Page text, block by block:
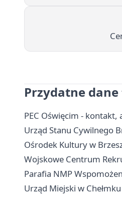
Przydatne
PEC Oświęcim - kontakt,
Urząd Stanu Cywilnego
Ośrodek Kultury w
Wojskowe Centrum
Parafia NMP
Urząd Miejski w